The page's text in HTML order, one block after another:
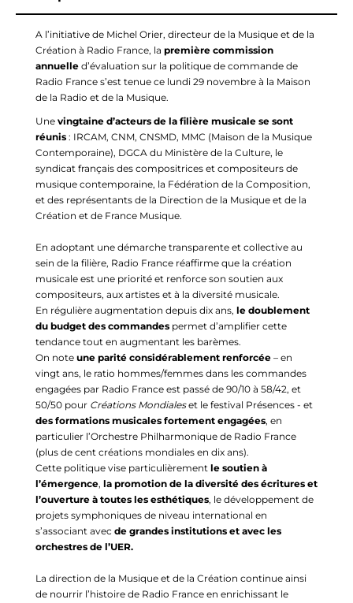
A l’initiative de Michel Orier, directeur de la Musique et de la
Création à Radio France, la première commission
annuelle d’évaluation sur la politique de commande de
Radio France s’est tenue ce lundi 29 novembre à la Maison
de la Radio et de la Musique.
Une vingtaine d’acteurs de la filière musicale se sont
réunis : IRCAM, CNM, CNSMD, MMC (Maison de la Musique
Contemporaine), DGCA du Ministère de la Culture, le
syndicat français des compositrices et compositeurs de
musique contemporaine, la Fédération de la Composition,
et des représentants de la Direction de la Musique et de la
Création et de France Musique.
En adoptant une démarche transparente et collective au
sein de la filière, Radio France réaffirme que la création
musicale est une priorité et renforce son soutien aux
compositeurs, aux artistes et à la diversité musicale.
En régulière augmentation depuis dix ans, le doublement
du budget des commandes permet d’amplifier cette
tendance tout en augmentant les barèmes.
On note une parité considérablement renforcée – en
vingt ans, le ratio hommes/femmes dans les commandes
engagées par Radio France est passé de 90/10 à 58/42, et
50/50 pour Créations Mondialeset le festival Présences - et
des formations musicales fortement engagées, en
particulier l’Orchestre Philharmonique de Radio France
(plus de cent créations mondiales en dix ans).
Cette politique vise particulièrement le soutien à
l’émergence, la promotion de la diversité des écritures et
l’ouverture à toutes les esthétiques, le développement de
projets symphoniques de niveau international en
s’associant avec de grandes institutions et avec les
orchestres de l’UER.
La direction de la Musique et de la Création continue ainsi
de nourrir l’histoire de Radio France en enrichissant le